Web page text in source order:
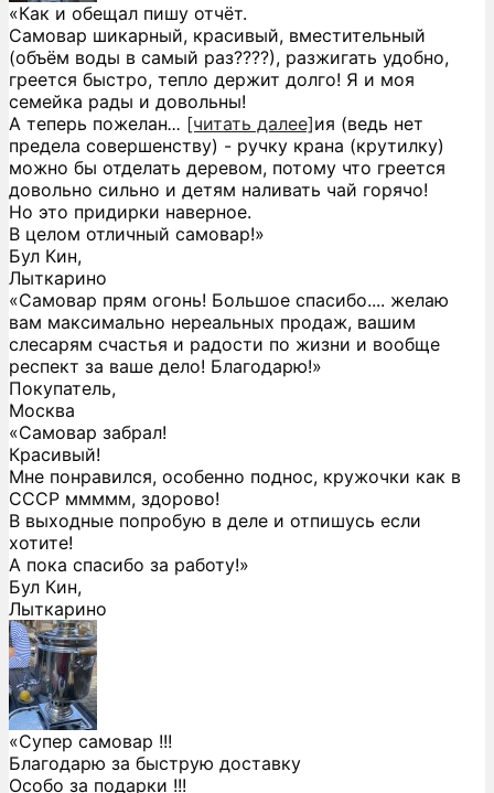
«Как и обещал пишу отчёт.
Самовар шикарный, красивый, вместительный
(объём воды в самый раз????), разжигать удобно,
греется быстро, тепло держит долго! Я и моя
семейка рады и довольны!
А теперь пожелан... [читать далее]ия (ведь нет
предела совершенству) - ручку крана (крутилку)
можно бы отделать деревом, потому что греется
довольно сильно и детям наливать чай горячо!
Но это придирки наверное.
В целом отличный самовар!»
Бул Кин,
Лыткарино
«Самовар прям огонь! Большое спасибо.... желаю
вам максимально нереальных продаж, вашим
слесарям счастья и радости по жизни и вообще
респект за ваше дело! Благодарю!»
Покупатель,
Москва
«Самовар забрал!
Красивый!
Мне понравился, особенно поднос, кружочки как в
СССР ммммм, здорово!
В выходные попробую в деле и отпишусь если
хотите!
А пока спасибо за работу!»
Бул Кин,
Лыткарино
«Супер самовар !!!
Благодарю за быструю доставку
Особо за подарки !!!